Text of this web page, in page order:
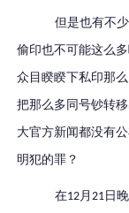
但是也有不
偷印也不可能这么
众目睽睽下私印那
把那么多同号钞转
大官方新闻都没有
明犯的罪？
在12月21 日